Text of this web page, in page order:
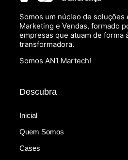
Somos um núcleo de soluções
Marketing e Vendas, formado
empresas que atuam de forma
transformadora.
Somos AN1 Martech!
Descubra
Inicial
Quem Somos
Cases